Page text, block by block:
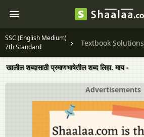
SSC (English Medium)
7th Standard
Textbook Solutions
खालील शब्दासाठी प्रमाणभाषेतील शब्द लिहा. माय -
Advertisements